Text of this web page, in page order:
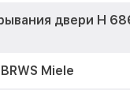
двери H
Miele